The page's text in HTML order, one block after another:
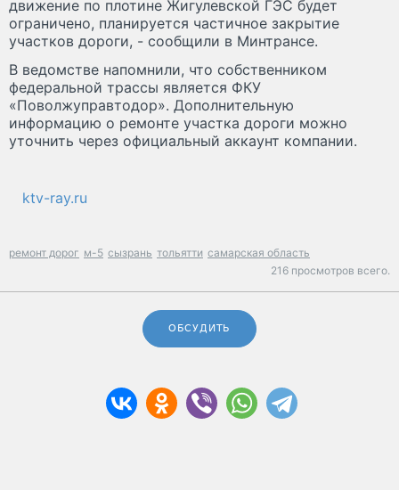
движение по плотине Жигулевской ГЭС будет
ограничено, планируется частичное закрытие
участков дороги, - сообщили в Минтрансе.
В ведомстве напомнили, что собственником
федеральной трассы является ФКУ
«Поволжуправтодор». Дополнительную
информацию о ремонте участка дороги можно
уточнить через официальный аккаунт компании.
ktv-ray.ru
ремонт дорог м-5 сызрань тольятти самарская область
216 просмотров всего.
ОБСУДИТЬ